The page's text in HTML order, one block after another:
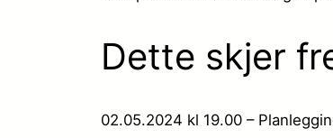
Dette skjer
02.05.2024 kl 19.00 –